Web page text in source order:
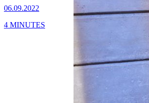
06.09.2022
4 MINUTES